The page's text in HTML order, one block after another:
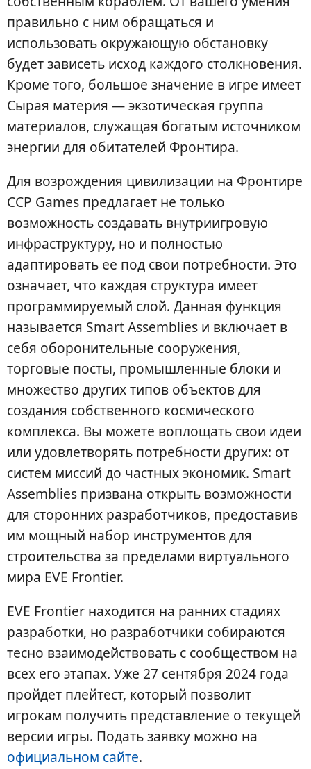
правильно с ним обращаться и
использовать окружающую обстановку
будет зависеть исход каждого столкновения.
Кроме того, большое значение в игре имеет
Сырая материя — экзотическая группа
материалов, служащая богатым источником
энергии для обитателей Фронтира.
Для возрождения цивилизации на Фронтире
CCP Games предлагает не только
возможность создавать внутриигровую
инфраструктуру, но и полностью
адаптировать ее под свои потребности. Это
означает, что каждая структура имеет
программируемый слой. Данная функция
называется Smart Assemblies и включает в
себя оборонительные сооружения,
торговые посты, промышленные блоки и
множество других типов объектов для
создания собственного космического
комплекса. Вы можете воплощать свои идеи
или удовлетворять потребности других: от
систем миссий до частных экономик. Smart
Assemblies призвана открыть возможности
для сторонних разработчиков, предоставив
им мощный набор инструментов для
строительства за пределами виртуального
мира EVE Frontier.
EVE Frontier находится на ранних стадиях
разработки, но разработчики собираются
тесно взаимодействовать с сообществом на
всех его этапах. Уже 27 сентября 2024 года
пройдет плейтест, который позволит
игрокам получить представление о текущей
версии игры. Подать заявку можно на
официальном сайте.